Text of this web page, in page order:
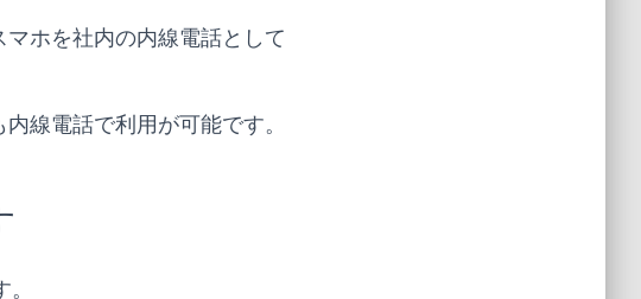
ホを社内の内線電話として
線電話で利用が可能です。